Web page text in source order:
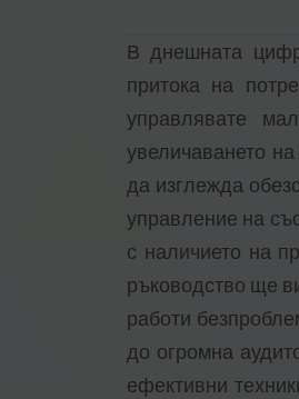
В днешната
притока на
управлявате
увеличаването
да изглежда
управление на
с наличието на
ръководство ще
работи
до огромна
ефективни